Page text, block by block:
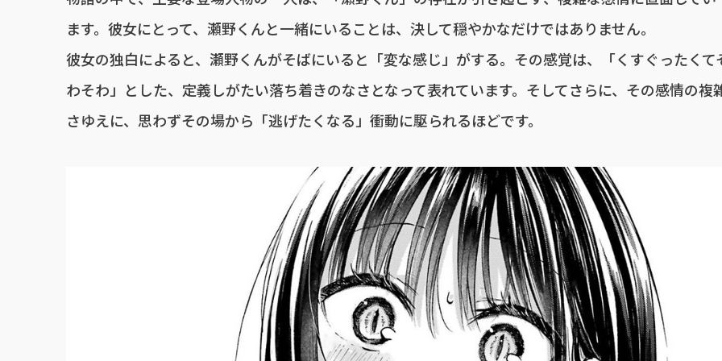
ます。彼女にとって、瀬野くんと一緒にいることは、決して穏やかなだけではありません。
彼女の独白によると、瀬野くんがそばにいると「変な感じ」がする。その感覚は、「くすぐったくて
わそわ」とした、定義しがたい落ち着きのなさとなって表れています。そしてさらに、その感情の複
さゆえに、思わずその場から「逃げたくなる」衝動に駆られるほどです。